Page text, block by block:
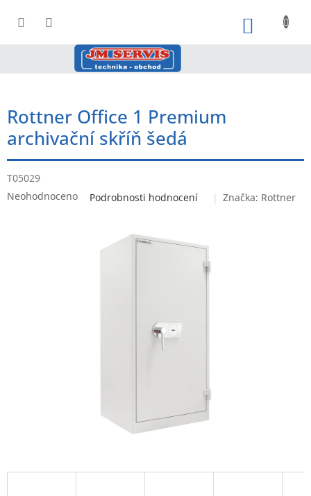
Rottner Office 1 Premium
archivační skříň šedá
T05029
Průměrné
Neohodnoceno Podrobnosti hodnocení Značka: Rottner